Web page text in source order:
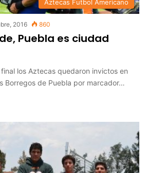
Aztecas Futbol Americano
2016 860
Puebla es ciudad
los Aztecas quedaron invictos en
Borregos de Puebla por marcador…